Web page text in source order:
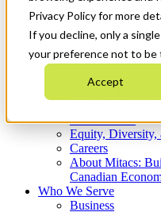
Privacy Policy for more
If you decline, only a
your preference not to be
Accept
Who We Are
Strategic Plan
What We Do
Equity, Diversity,
Careers
About Mitacs:
Canadian
Who We Serve
Business